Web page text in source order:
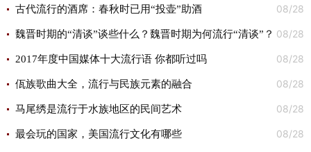
08/28
古代流行的酒席：春秋时已用“投壶”助酒
08/28
魏晋时期的“清谈”谈些什么？魏晋时期为何流行“清谈”？
08/28
2017年度中国媒体十大流行语 你都听过吗
08/28
佤族歌曲大全，流行与民族元素的融合
08/28
马尾绣是流行于水族地区的民间艺术
08/28
最会玩的国家，美国流行文化有哪些